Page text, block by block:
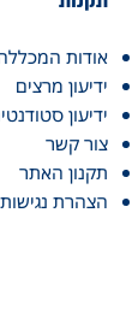
אודות
ידיעון מרצים
ידיעון
צור קשר
תקנון האתר
הצהרת נגישות